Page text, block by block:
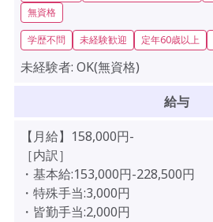
無資格
学歴不問 未経験歓迎 定年60歳以上
未経験者: OK(無資格)
給与
【月給】158,000円-
［内訳］
・基本給:153,000円-228,500円
・特殊手当:3,000円
・皆勤手当:2,000円